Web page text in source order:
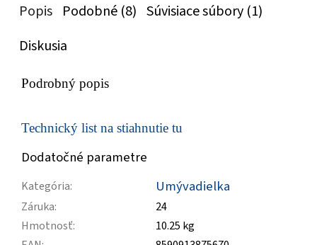
Popis Podobné (8) Súvisiace súbory (1)
Diskusia
Podrobný popis
Technický list na stiahnutie tu
Dodatočné parametre
Kategória: Umývadielka
Záruka:
24
Hmotnosť:
10.25 kg